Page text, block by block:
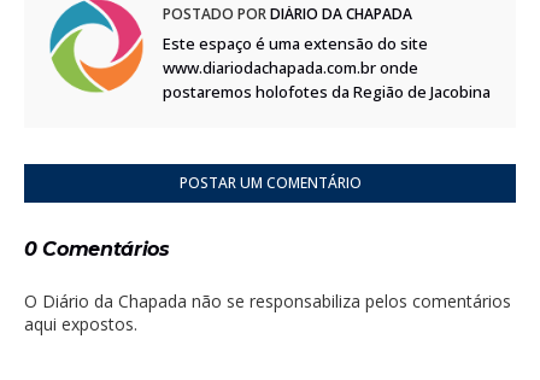
POSTADO PORDIÁRIO DA CHAPADA
Este espaço é uma extensão do site
www.diariodachapada.com.br onde
postaremos holofotes da Região de Jacobina
POSTAR UM COMENTÁRIO
0 Comentários
O Diário da Chapada não se responsabiliza pelos comentários
aqui expostos.